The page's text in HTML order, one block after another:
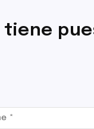
tiene